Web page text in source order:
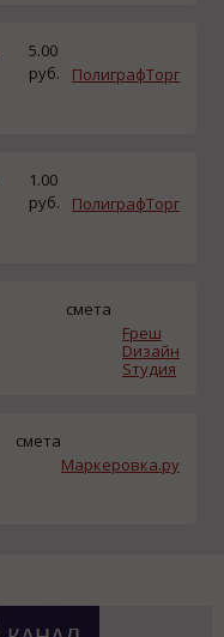
5.00
руб.
ПолиграфТорг
1.00
руб.
ПолиграфТорг
смета
Fреш
Dизайн
Sтудия
смета
Маркеровка.ру